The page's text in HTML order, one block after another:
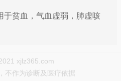
于贫血，气血虚弱，肺虚咳
xjlz365.com
不作为诊断及医疗依据